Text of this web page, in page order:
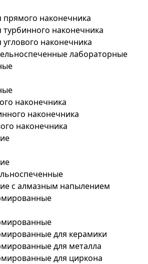
наконечника
наконечника
наконечника
лабораторные
наконечника
наконечника
наконечника
с алмазным напылением
для керамики
для металла
для циркона